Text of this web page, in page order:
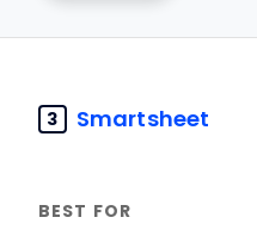
3 Smartsheet